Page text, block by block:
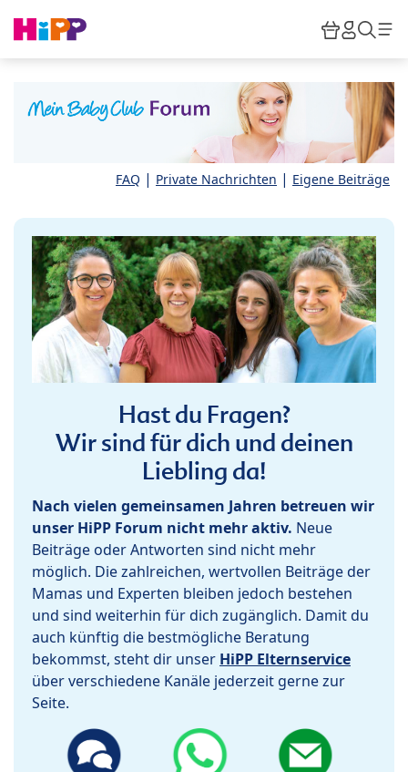
HiPP
FAQ | Private Nachrichten | Eigene Beiträge
Hast du Fragen?
Wir sind für dich und deinen
Liebling da!
Nach vielen gemeinsamen Jahren betreuen wir
unser HiPP Forum nicht mehr aktiv. Neue
Beiträge oder Antworten sind nicht mehr
möglich. Die zahlreichen, wertvollen Beiträge der
Mamas und Experten bleiben jedoch bestehen
und sind weiterhin für dich zugänglich. Damit du
auch künftig die bestmögliche Beratung
bekommst, steht dir unser HiPP Elternservice
über verschiedene Kanäle jederzeit gerne zur
Seite.